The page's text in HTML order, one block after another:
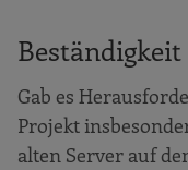
Gab es
Projekt
alten Server auf